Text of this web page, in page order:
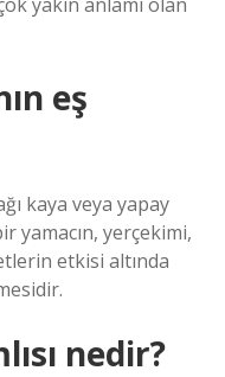
eş
kaya veya yapay
yamacın, yerçekimi,
etkisi altında
nedir?